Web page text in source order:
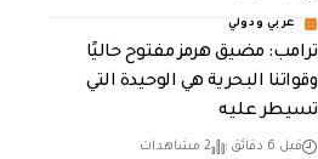
عربي ودولي
ترامب: مضيق هرمز مفتوح حاليًا
وقواتنا البحرية هي الوحيدة التي
تسيطر عليه
قبل 6 دقائق 2 مشاهدات